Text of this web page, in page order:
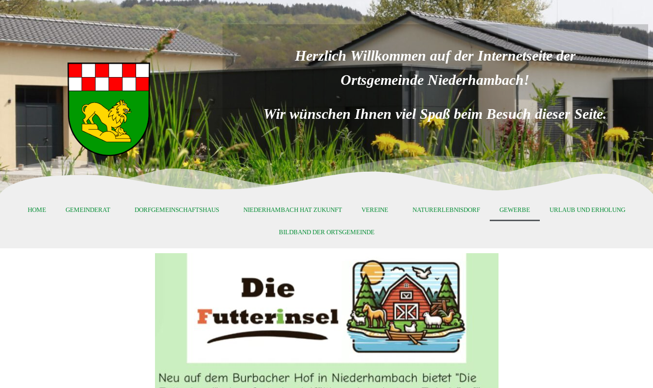
Herzlich Willkommen auf der Internetseite der
Ortsgemeinde Niederhambach!
Wir wünschen Ihnen viel Spaß beim Besuch dieser Seite.
HOME GEMEINDERAT DORFGEMEINSCHAFTSHAUS NIEDERHAMBACH HAT ZUKUNFT VEREINE NATURERLEBNISDORF GEWERBE URLAUB UND ERHOLUNG
BILDBAND DER ORTSGEMEINDE